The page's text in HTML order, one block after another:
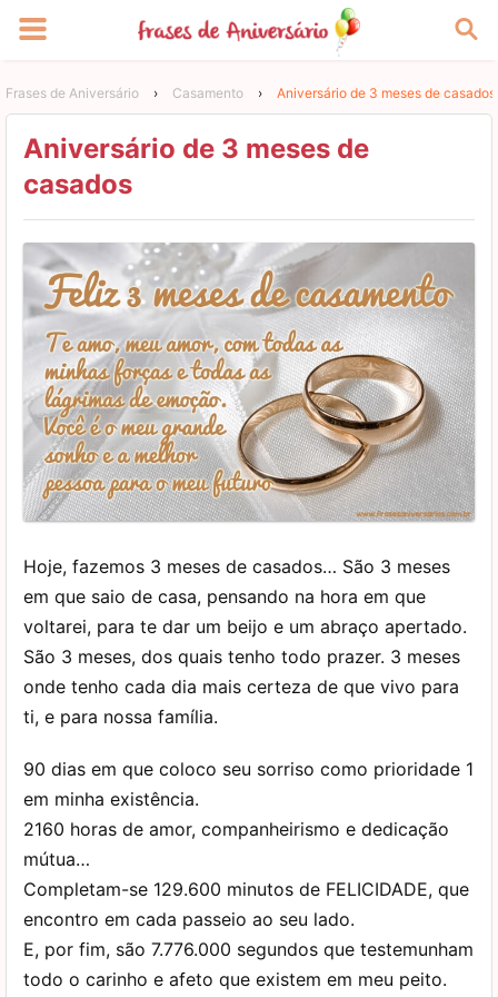
Frases de Aniversário › Casamento › Aniversário de 3 meses de casados
Aniversário de 3 meses de
casados
Hoje, fazemos 3 meses de casados… São 3 meses
em que saio de casa, pensando na hora em que
voltarei, para te dar um beijo e um abraço apertado.
São 3 meses, dos quais tenho todo prazer. 3 meses
onde tenho cada dia mais certeza de que vivo para
ti, e para nossa família.
90 dias em que coloco seu sorriso como prioridade 1
em minha existência.
2160 horas de amor, companheirismo e dedicação
mútua…
Completam-se 129.600 minutos de FELICIDADE, que
encontro em cada passeio ao seu lado.
E, por fim, são 7.776.000 segundos que testemunham
todo o carinho e afeto que existem em meu peito.